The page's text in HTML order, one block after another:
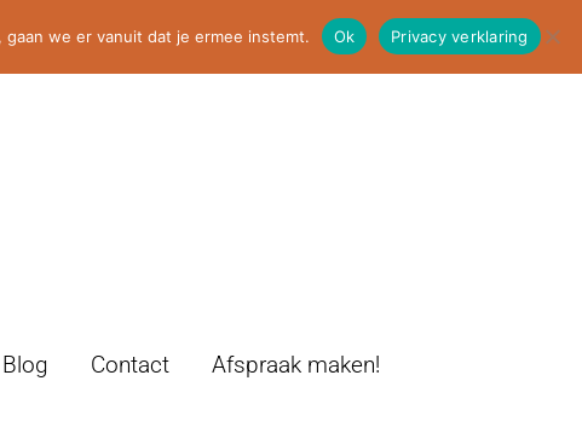
Blog Contact Afspraak maken!
we er vanuit dat je ermee instemt. Ok Privacy verklaring